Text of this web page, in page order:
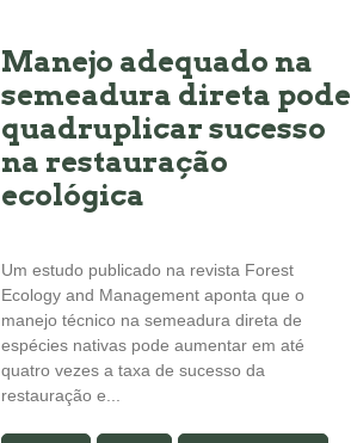
Manejo adequado na
semeadura direta pode
quadruplicar sucesso
na restauração
ecológica
Um estudo publicado na revista Forest
Ecology and Management aponta que o
manejo técnico na semeadura direta de
espécies nativas pode aumentar em até
quatro vezes a taxa de sucesso da
restauração e...